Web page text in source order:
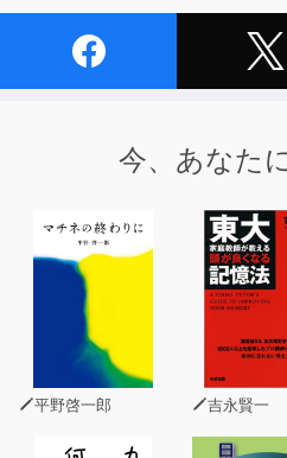
・不安と緊張でお腹が痛くなる…
本書はすぐ不安になってしま
解説し、
簡単なコツによって解決します
読めば読むほど不安から解放
今、あなた
平野啓一郎 吉永賢一